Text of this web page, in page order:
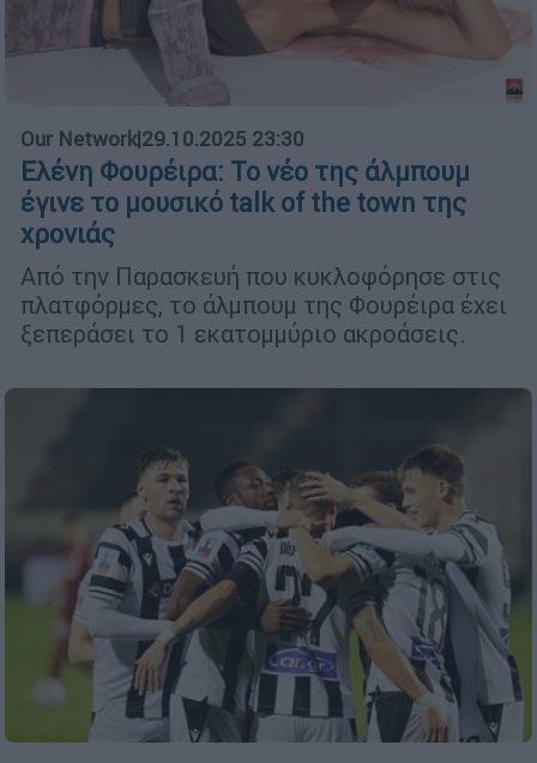
Our Network|29.10.2025 23:30
Ελένη Φουρέιρα: Το νέο της άλμπουμ
έγινε το μουσικό talk of the town της
χρονιάς
Από την Παρασκευή που κυκλοφόρησε στις
πλατφόρμες, το άλμπουμ της Φουρέιρα έχει
ξεπεράσει το 1 εκατομμύριο ακροάσεις.